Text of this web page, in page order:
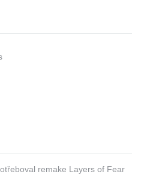
remake Layers of Fear